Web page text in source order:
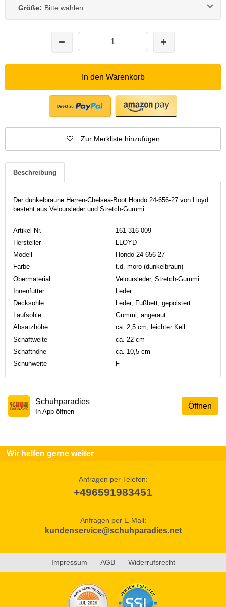
Größe: Bitte wählen
In den Warenkorb
Zur Merkliste hinzufügen
Beschreibung
Der dunkelbraune Herren-Chelsea-Boot Hondo 24-656-27 von Lloyd
besteht aus Veloursleder und Stretch-Gummi.
Artikel-Nr.
161 316 009
Hersteller
LLOYD
Modell
Hondo 24-656-27
Farbe
t.d. moro (dunkelbraun)
Obermaterial
Veloursleder, Stretch-Gummi
Innenfutter
Leder
Decksohle
Leder, Fußbett, gepolstert
Laufsohle
Gummi, angeraut
Absatzhöhe
ca. 2,5 cm, leichter Keil
Schaftweite
ca. 22 cm
Schafthöhe
ca. 10,5 cm
Schuhweite
F
Öffnen
Schuhparadies
In App öffnen
Wir helfen gerne weiter
Anfragen per Telefon:
+496591983451
Anfragen per E-Mail:
kundenservice@schuhparadies.net
Impressum AGB Widerrufsrecht